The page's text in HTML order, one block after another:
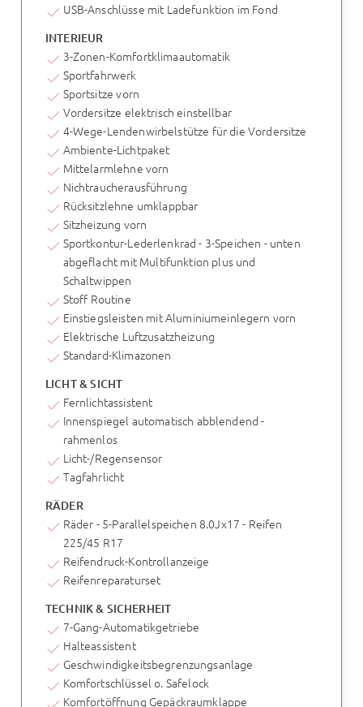
USB-Anschlüsse mit Ladefunktion im Fond
INTERIEUR
3-Zonen-Komfortklimaautomatik
Sportfahrwerk
Sportsitze vorn
Vordersitze elektrisch einstellbar
4-Wege-Lendenwirbelstütze für die Vordersitze
Ambiente-Lichtpaket
Mittelarmlehne vorn
Nichtraucherausführung
Rücksitzlehne umklappbar
Sitzheizung vorn
Sportkontur-Lederlenkrad - 3-Speichen - unten
abgeflacht mit Multifunktion plus und
Schaltwippen
Stoff Routine
Einstiegsleisten mit Aluminiumeinlegern vorn
Elektrische Luftzusatzheizung
Standard-Klimazonen
LICHT & SICHT
Fernlichtassistent
Innenspiegel automatisch abblendend -
rahmenlos
Licht-/Regensensor
Tagfahrlicht
RÄDER
Räder - 5-Parallelspeichen 8.0Jx17 - Reifen
225/45 R17
Reifendruck-Kontrollanzeige
Reifenreparaturset
TECHNIK & SICHERHEIT
7-Gang-Automatikgetriebe
Halteassistent
Geschwindigkeitsbegrenzungsanlage
Komfortschlüssel o. Safelock
Komfortöffnung Gepäckraumklappe